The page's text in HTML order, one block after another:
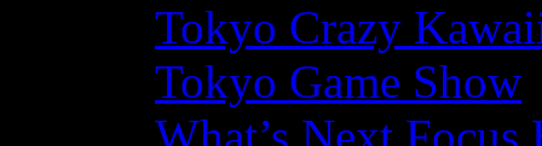
Tokyo Crazy
Tokyo Game Show